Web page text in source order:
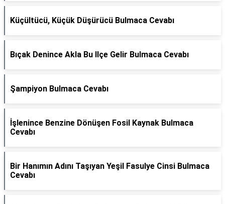
Küçültücü, Küçük Düşürücü Bulmaca Cevabı
Bıçak Denince Akla Bu Ilçe Gelir Bulmaca Cevabı
Şampiyon Bulmaca Cevabı
İşlenince Benzine Dönüşen Fosil Kaynak Bulmaca
Cevabı
Bir Hanımın Adını Taşıyan Yeşil Fasulye Cinsi Bulmaca
Cevabı